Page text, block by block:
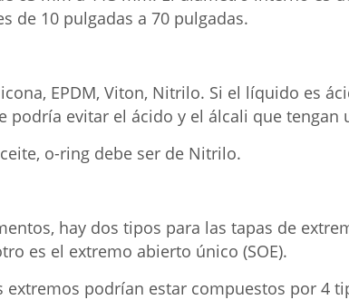
de 10 pulgadas a 70 pulgadas.
EPDM, Viton, Nitrilo. Si el líquido es
podría evitar el ácido y el álcali que tengan
o-ring debe ser de Nitrilo.
hay dos tipos para las tapas de
es el extremo abierto único (SOE).
extremos podrían estar compuestos por 4